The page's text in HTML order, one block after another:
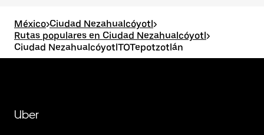
México>Ciudad Nezahualcóyotl>
Rutas populares en Ciudad Nezahualcóyotl>
Ciudad NezahualcóyotlTOTepotzotlán
Uber